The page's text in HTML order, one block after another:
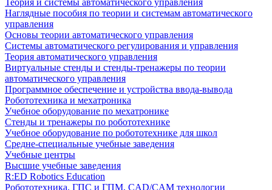
Теория и системы автоматического управления
Наглядные пособия по теории и системам автоматического
управления
Основы теории автоматического управления
Системы автоматического регулирования и управления
Теория автоматического управления
Виртуальные стенды и стенды-тренажеры по теории
автоматического управления
Программное обеспечение и устройства ввода-вывода
Робототехника и мехатроника
Учебное оборудование по мехатронике
Стенды и тренажеры по робототехнике
Учебное оборудование по робототехнике для школ
Средне-специальные учебные заведения
Учебные центры
Высшие учебные заведения
R:ED Robotics Education
Робототехника. ГПС и ГПМ, CAD/CAM технологии